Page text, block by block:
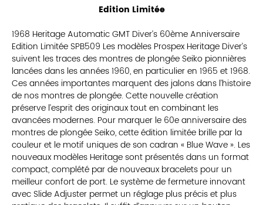
Edition Limitée
1968 Heritage Automatic GMT Diver’s 60ème Anniversaire
Edition Limitée SPB509 Les modèles Prospex Heritage Diver’s
suivent les traces des montres de plongée Seiko pionnières
lancées dans les années 1960, en particulier en 1965 et 1968.
Ces années importantes marquent des jalons dans l’histoire
de nos montres de plongée. Cette nouvelle création
préserve l’esprit des originaux tout en combinant les
avancées modernes. Pour marquer le 60e anniversaire des
montres de plongée Seiko, cette édition limitée brille par la
couleur et le motif uniques de son cadran « Blue Wave ». Les
nouveaux modèles Heritage sont présentés dans un format
compact, complété par de nouveaux bracelets pour un
meilleur confort de port. Le système de fermeture innovant
avec Slide Adjuster permet un réglage plus précis et plus